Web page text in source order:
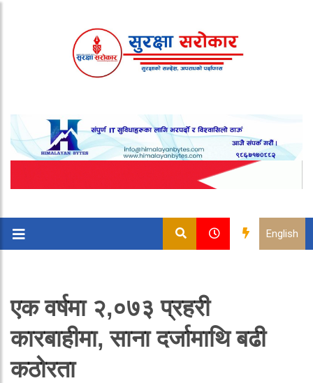
English
एक वर्षमा २,०७३ प्रहरी
कारबाहीमा, साना दर्जामाथि बढी
कठोरता